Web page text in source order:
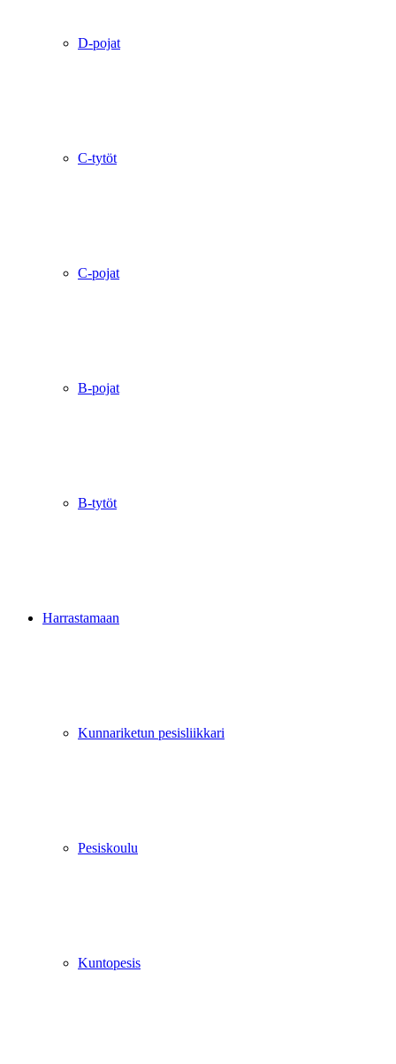
D-pojat
C-tytöt
C-pojat
B-pojat
B-tytöt
Harrastamaan
Kunnariketun pesisliikkari
Pesiskoulu
Kuntopesis